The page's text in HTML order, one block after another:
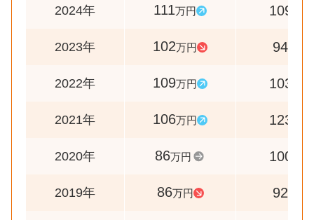
2024年 111万円 109
2023年 102万円 94
2022年 109万円 103
2021年 106万円 123
2020年 86万円 100
2019年 86万円 92